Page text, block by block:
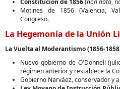
Constitución de 1856(non nata,
Motines de 1856 (Valencia,
Congreso.
La Hegemonía de la Unión
La Vuelta al Moderantismo (1856-
Nuevo gobierno de O'Donnell
régimen anterior y restablece la
Gobierno Narváez, conservador y